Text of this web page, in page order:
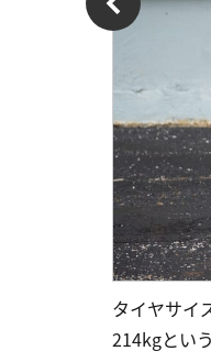
タイヤサイ
214kgとい